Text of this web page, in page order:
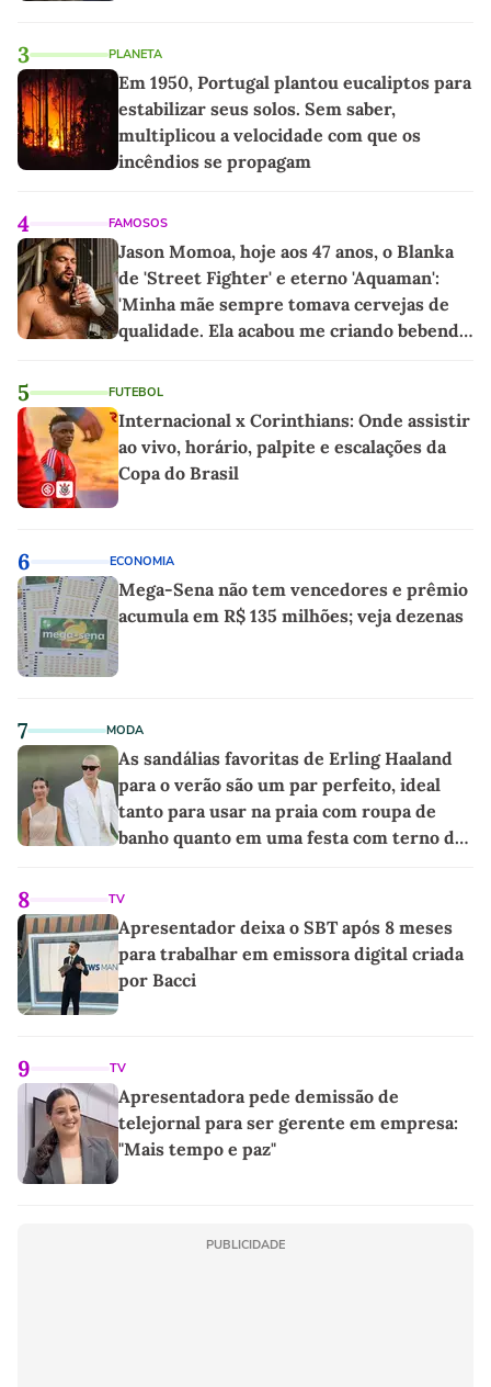
3 PLANETA
Em 1950, Portugal plantou eucaliptos para
estabilizar seus solos. Sem saber,
multiplicou a velocidade com que os
incêndios se propagam
4 FAMOSOS
Jason Momoa, hoje aos 47 anos, o Blanka
de 'Street Fighter' e eterno 'Aquaman':
'Minha mãe sempre tomava cervejas de
qualidade. Ela acabou me criando bebendo
5 FUTEBOL
Internacional x Corinthians: Onde assistir
ao vivo, horário, palpite e escalações da
Copa do Brasil
6 ECONOMIA
Mega-Sena não tem vencedores e prêmio
acumula em R$ 135 milhões; veja dezenas
7 MODA
As sandálias favoritas de Erling Haaland
para o verão são um par perfeito, ideal
tanto para usar na praia com roupa de
banho quanto em uma festa com terno de
8 TV
Apresentador deixa o SBT após 8 meses
para trabalhar em emissora digital criada
por Bacci
9 TV
Apresentadora pede demissão de
telejornal para ser gerente em empresa:
"Mais tempo e paz"
PUBLICIDADE